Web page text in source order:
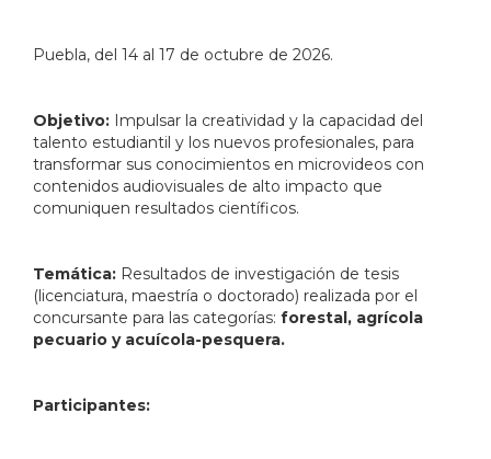
Puebla, del 14 al 17 de octubre de 2026.
Objetivo: Impulsar la creatividad y la capacidad del
talento estudiantil y los nuevos profesionales, para
transformar sus conocimientos en microvideos con
contenidos audiovisuales de alto impacto que
comuniquen resultados científicos.
Temática: Resultados de investigación de tesis
(licenciatura, maestría o doctorado) realizada por el
concursante para las categorías: forestal, agrícola
pecuario y acuícola-pesquera.
Participantes: